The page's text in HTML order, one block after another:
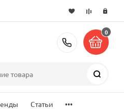
+7 (495)
0
Статьи ...